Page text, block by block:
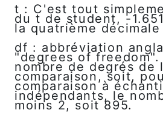
t : C'est tout
du t de student, -
la quatrième décimale
df : abbréviation
"degrees of
nombre de degrés de
comparaison, soit,
comparaison à
indépendants, le
moins 2, soit 895.